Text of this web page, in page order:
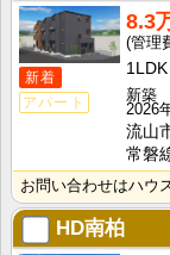
新着
アパート
8.3
1LDK
新築
2026
流山
常磐
お問い合わせはハウ
HD南柏